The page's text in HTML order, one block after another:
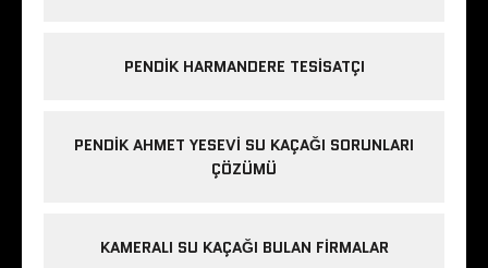
PENDIK HARMANDERE TESISATÇI
PENDIK AHMET YESEVI SU KAÇAĞI SORUNLARI
ÇÖZÜMÜ
KAMERALI SU KAÇAĞI BULAN FIRMALAR